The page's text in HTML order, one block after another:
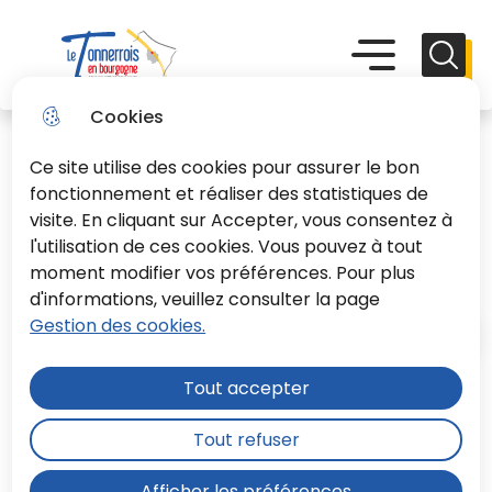
Cookies
Ce site utilise des cookies pour assurer le bon
fonctionnement et réaliser des statistiques de
visite. En cliquant sur Accepter, vous consentez à
l'utilisation de ces cookies. Vous pouvez à tout
moment modifier vos préférences. Pour plus
d'informations, veuillez consulter la page
Gestion des cookies.
Tout accepter
Tout refuser
au
menu
Aller à la
recherche
principal
le plan du
Menu principal Menu
LOGO DE LA CCLTB
Téléchargez le logo de la
communauté de communes Le